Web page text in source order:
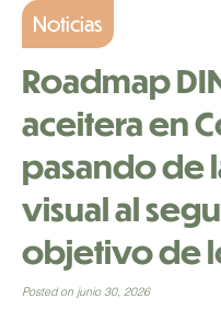
Noticias
Roadmap
aceitera en
pasando de
visual al
objetivo de
Posted on junio 30, 2026